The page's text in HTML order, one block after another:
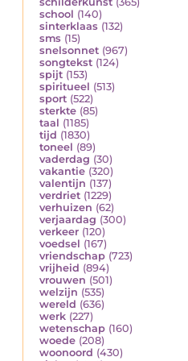
school (140)
sinterklaas (132)
sms (15)
snelsonnet (967)
songtekst (124)
spijt (153)
spiritueel (513)
sport (522)
sterkte (85)
taal (1185)
tijd (1830)
toneel (89)
vaderdag (30)
vakantie (320)
valentijn (137)
verdriet (1229)
verhuizen (62)
verjaardag (300)
verkeer (120)
voedsel (167)
vriendschap (723)
vrijheid (894)
vrouwen (501)
welzijn (535)
wereld (636)
werk (227)
wetenschap (160)
woede (208)
woonoord (430)